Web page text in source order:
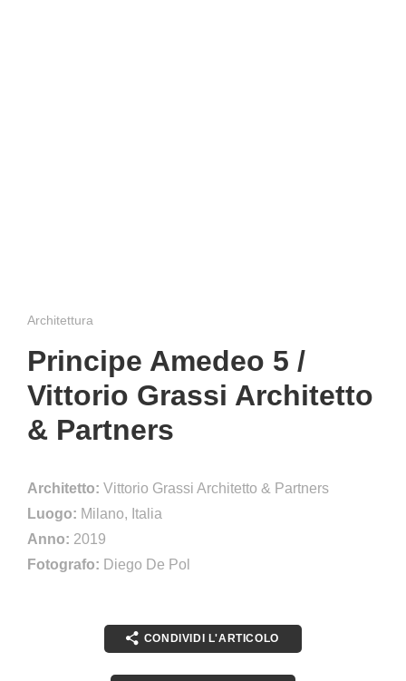
Architettura
Principe Amedeo 5 /
Vittorio Grassi Architetto
& Partners
Architetto: Vittorio Grassi Architetto & Partners
Luogo: Milano, Italia
Anno: 2019
Fotografo: Diego De Pol
CONDIVIDI L'ARTICOLO